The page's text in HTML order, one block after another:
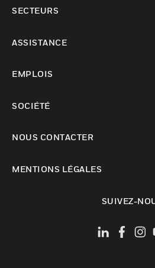
SECTEURS
ASSISTANCE
EMPLOIS
SOCIÉTÉ
NOUS CONTACTER
MENTIONS LÉGALES
SUIVEZ-